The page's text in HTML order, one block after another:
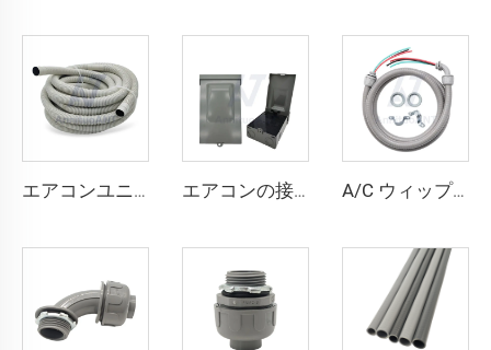
エアコンユニット用ドレインライン エアコンの接続解除 A/C ウィップキット